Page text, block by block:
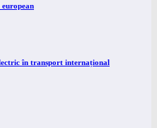
în transport internațional